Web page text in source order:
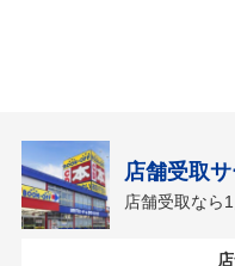
店舗受取
店舗受取なら